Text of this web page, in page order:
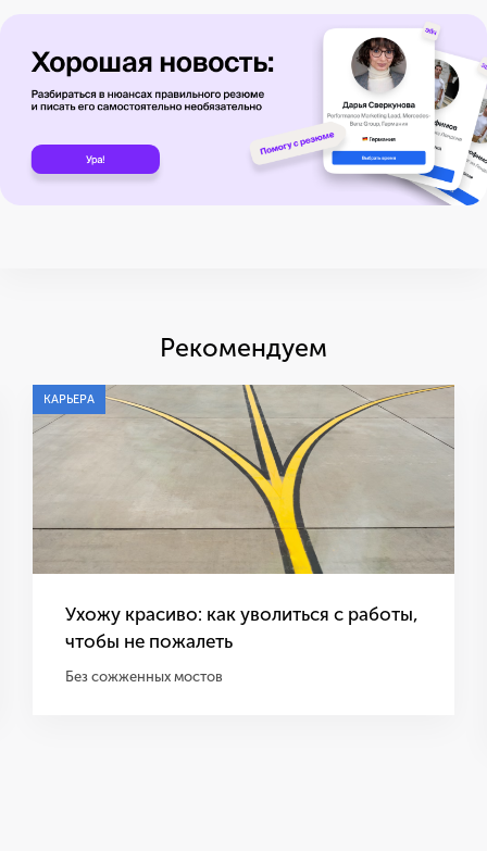
Рекомендуем
КАРЬЕРА
Ухожу красиво: как уволиться с работы,
чтобы не пожалеть
Без сожженных мостов